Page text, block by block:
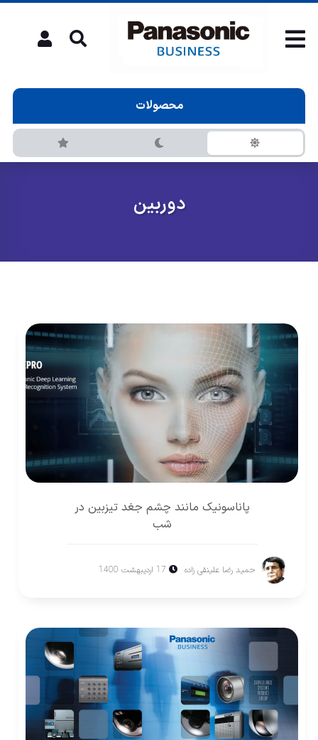
محصولات
دوربين
پاناسونيک مانند چشم جغد تيزبين در
شب
حمید رضا علینقی زاده 17 اردیبهشت 1400